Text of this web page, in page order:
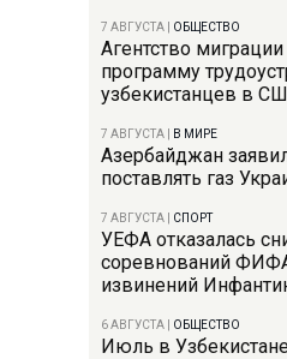
7 АВГУСТА ОБЩЕСТВО
Агентство
программу
узбекистанцев в
7 АВГУСТА В МИРЕ
Азербайджан
поставлять газ
7 АВГУСТА СПОРТ
УЕФА отказалась
соревнований
извинений
6 АВГУСТА ОБЩЕСТВО
Июль в